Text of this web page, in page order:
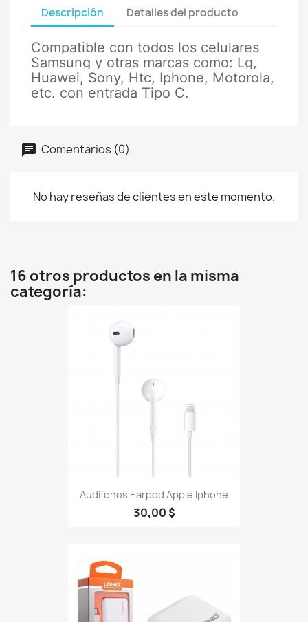
Descripción Detalles del producto
Compatible con todos los celulares
Samsung y otras marcas como: Lg,
Huawei, Sony, Htc, Iphone, Motorola,
etc. con entrada Tipo C.
Comentarios (0)
No hay reseñas de clientes en este momento.
16 otros productos en la misma
categoría:
Audifonos Earpod Apple Iphone
30,00 $